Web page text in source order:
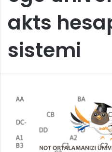
akts
sistemi